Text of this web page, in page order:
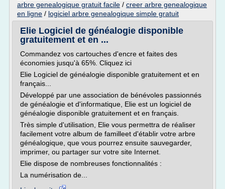
arbre genealogique gratuit facile / creer arbre genealogique
en ligne / logiciel arbre genealogique simple gratuit
Elie Logiciel de généalogie disponible
gratuitement et en ...
Commandez vos cartouches d'encre et faites des
économies jusqu'à 65%. Cliquez ici
Elie Logiciel de généalogie disponible gratuitement et en
français...
Développé par une association de bénévoles passionnés
de généalogie et d'informatique, Elie est un logiciel de
généalogie disponible gratuitement et en français.
Très simple d'utilisation, Elie vous permettra de réaliser
facilement votre album de familleet d'établir votre arbre
généalogique, que vous pourrez ensuite sauvegarder,
imprimer, ou partager sur votre site Internet.
Elie dispose de nombreuses fonctionnalités :
La numérisation de...